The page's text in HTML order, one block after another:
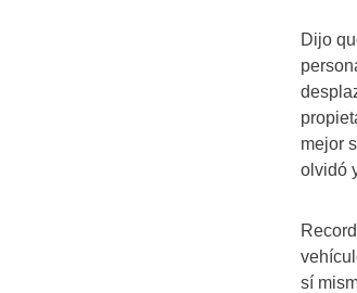
Dijo
mejor
olvidó
sí